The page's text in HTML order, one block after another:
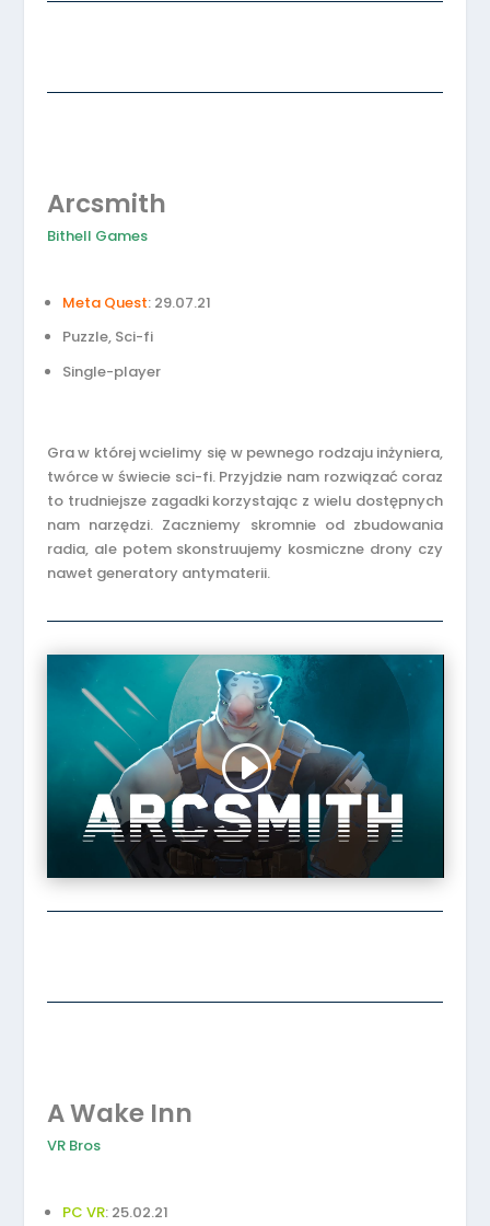
Arcsmith
Bithell Games
Meta Quest: 29.07.21
Puzzle, Sci-fi
Single-player
Gra w której wcielimy się w pewnego rodzaju inżyniera,
twórce w świecie sci-fi. Przyjdzie nam rozwiązać coraz
to trudniejsze zagadki korzystając z wielu dostępnych
nam narzędzi. Zaczniemy skromnie od zbudowania
radia, ale potem skonstruujemy kosmiczne drony czy
nawet generatory antymaterii.
A Wake Inn
VR Bros
PC VR: 25.02.21